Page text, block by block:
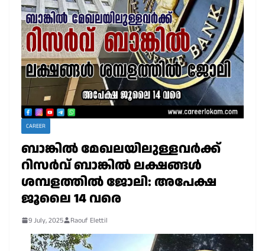
CAREER
ബാങ്കിൽ മേഖലയിലുള്ളവർക്ക്
റിസർവ് ബാങ്കിൽ ലക്ഷങ്ങൾ
ശമ്പളത്തിൽ ജോലി: അപേക്ഷ
ജൂലൈ 14 വരെ
9 July, 2025 Raouf Elettil